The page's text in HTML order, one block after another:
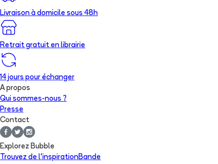
Livraison à domicile sous 48h
Retrait gratuit en librairie
14 jours pour échanger
A propos
Qui sommes-nous ?
Presse
Contact
Explorez Bubble
Trouvez de l'inspirationBande